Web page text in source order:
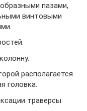
пазами,
винтовыми
располагается
головка.
траверсы.